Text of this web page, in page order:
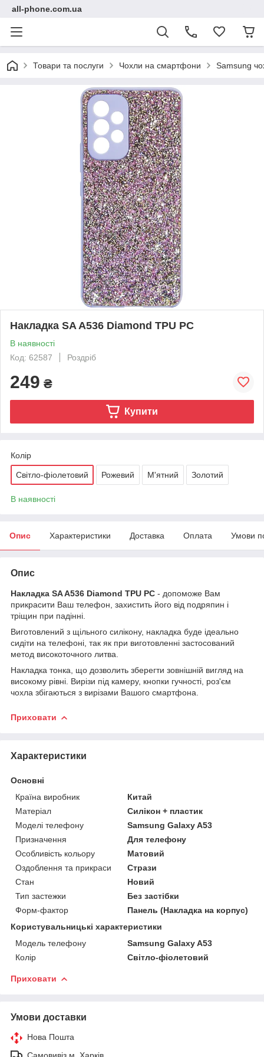
all-phone.com.ua
Товари та послуги Чохли на смартфони Samsung
Накладка SA A536 Diamond TPU PC
В наявності
Код: 62587
Роздріб
249 ₴
Купити
Колір
Світло-фіолетовий Рожевий М'ятний Золотий
В наявності
Опис Характеристики Доставка Оплата Умови
Опис
Накладка SA A536 Diamond TPU PC - допоможе Вам
прикрасити Ваш телефон, захистить його від подряпин і
тріщин при падінні.
Виготовлений з щільного силікону, накладка буде ідеально
сидіти на телефоні, так як при виготовленні застосований
метод високоточного литва.
Накладка тонка, що дозволить зберегти зовнішній вигляд на
високому рівні. Вирізи під камеру, кнопки гучності, роз'єм
чохла збігаються з вирізами Вашого смартфона.
Приховати
Характеристики
Основні
Країна виробник
Китай
Матеріал
Силікон + пластик
Моделі телефону
Samsung Galaxy A53
Призначення
Для телефону
Особливість кольору
Матовий
Оздоблення та прикраси
Стрази
Стан
Новий
Тип застежки
Без застібки
Форм-фактор
Панель (Накладка на корпус)
Користувальницькі характеристики
Модель телефону
Samsung Galaxy A53
Колір
Світло-фіолетовий
Приховати
Умови доставки
Нова Пошта
Самовивіз м. Харків